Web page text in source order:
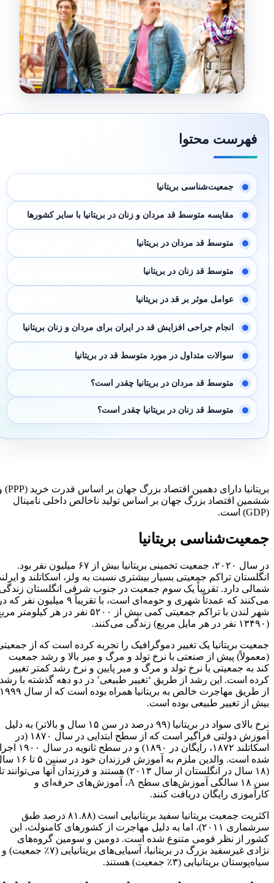
فهرست محتوا
جمعیت‌شناسی بریتانیا
مقایسه متوسط قد مردان و زنان در بریتانیا با سایر کشورها
متوسط قد مردان در بریتانیا
متوسط قد زنان در بریتانیا
عوامل موثر بر قد در بریتانیا
انجام جراحی افزایش قد در ایران برای مردان و زنان بریتانیا
سوالات متداول در مورد متوسط قد در بریتانیا
متوسط قد مردان در بریتانیا چقدر است؟
متوسط قد زنان در بریتانیا چقدر است؟
بریتانیا دارای دهمین اقتصاد بزرگ جهان بر اساس قدرت خرید (PPP) و
ششمین اقتصاد بزرگ جهان بر اساس تولید ناخالص داخلی نامینال
جمعیت‌شناسی بریتانیا
در سال ۲۰۲۰، جمعیت تخمینی بریتانیا بیش از ۶۷ میلیون نفر بود.
انگلستان تراکم جمعیتی بسیار بیشتری نسبت به ولز، اسکاتلند و ایرلند
شمالی دارد. تقریباً یک سوم جمعیت در جنوب شرقی انگلستان زندگی
می‌کنند که عمدتاً شهری و حومه‌ای است، با تقریباً ۹ میلیون نفر که در
شهر لندن با تراکم جمعیتی کمی بیش از ۵۲۰۰ نفر در هر کیلومتر مربع
جمعیت بریتانیا یک تغییر دموگرافیک را تجربه کرده است که از جمعیتی
(معمولاً) پیش از صنعتی با نرخ تولد و مرگ و میر بالا و رشد جمعیت
کند به جمعیتی با نرخ تولد و مرگ و میر پایین و نرخ رشد کمتر تغییر
کرده است. این رشد از طریق ‘تغییر طبیعی’ در دو دهه گذشته با رشد
از طریق مهاجرت خالص به بریتانیا همراه بوده است که از سال ۱۹۹۹
بیش از تغییر طبیعی بوده است.
نرخ بالای سواد در بریتانیا (۹۹ درصد در سن ۱۵ سال و بالاتر) به دلیل
آموزش دولتی فراگیر است که از سطح ابتدایی در سال ۱۸۷۰ (در
اسکاتلند ۱۸۷۲، رایگان در ۱۸۹۰) و در سطح ثانویه در سال ۱۹۰۰ اجرا
شده است. والدین ملزم به آموزش فرزندان خود در سنین ۵ تا ۱۶ سال
(۱۸ سال در انگلستان از سال ۲۰۱۳) هستند و فرزندان آنها می‌توانند تا
سن ۱۸ سالگی آموزش‌های سطح A، آموزش‌های حرفه‌ای و
کارآموزی رایگان دریافت کنند.
اکثریت جمعیت بریتانیا سفید بریتانیایی است (۸۱.۸۸ درصد طبق
سرشماری ۲۰۱۱)، اما به دلیل مهاجرت از کشورهای کامنولث، این
کشور از نظر قومی متنوع شده است. دومین و سومین گروه‌های
نژادی غیرسفید بزرگ در بریتانیا، آسیایی‌های بریتانیایی (۷٪ جمعیت) و
سیاه‌پوستان بریتانیایی (۳٪ جمعیت) هستند.